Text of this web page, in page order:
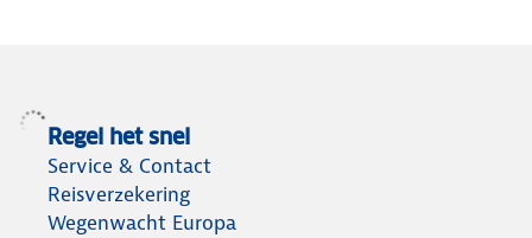
Regel het snel
Service & Contact
Reisverzekering
Wegenwacht Europa